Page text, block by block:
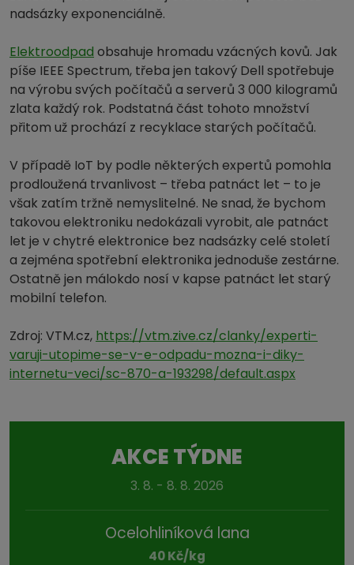
nadsázky exponenciálně.
Elektroodpad obsahuje hromadu vzácných kovů. Jak
píše IEEE Spectrum, třeba jen takový Dell spotřebuje
na výrobu svých počítačů a serverů 3 000 kilogramů
zlata každý rok. Podstatná část tohoto množství
přitom už prochází z recyklace starých počítačů.
V případě IoT by podle některých expertů pomohla
prodloužená trvanlivost – třeba patnáct let – to je
však zatím tržně nemyslitelné. Ne snad, že bychom
takovou elektroniku nedokázali vyrobit, ale patnáct
let je v chytré elektronice bez nadsázky celé století
a zejména spotřební elektronika jednoduše zestárne.
Ostatně jen málokdo nosí v kapse patnáct let starý
mobilní telefon.
Zdroj: VTM.cz, https://vtm.zive.cz/clanky/experti-
varuji-utopime-se-v-e-odpadu-mozna-i-diky-
internetu-veci/sc-870-a-193298/default.aspx
AKCE TÝDNE
3. 8. - 8. 8. 2026
Ocelohliníková lana
40 Kč/kg